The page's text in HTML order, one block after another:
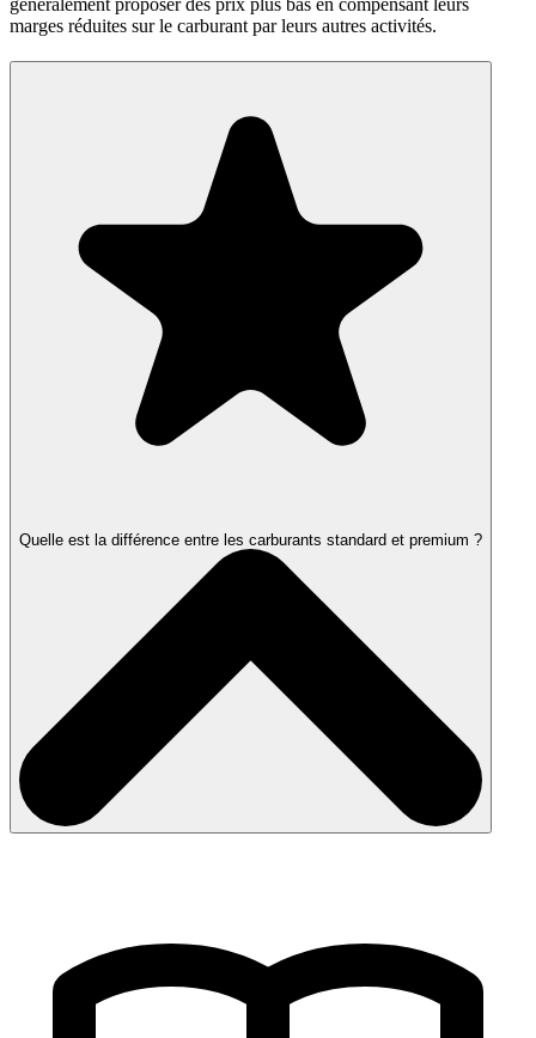
marges réduites sur le carburant par leurs autres activités.
Quelle est la différence entre les carburants standard et premium ?